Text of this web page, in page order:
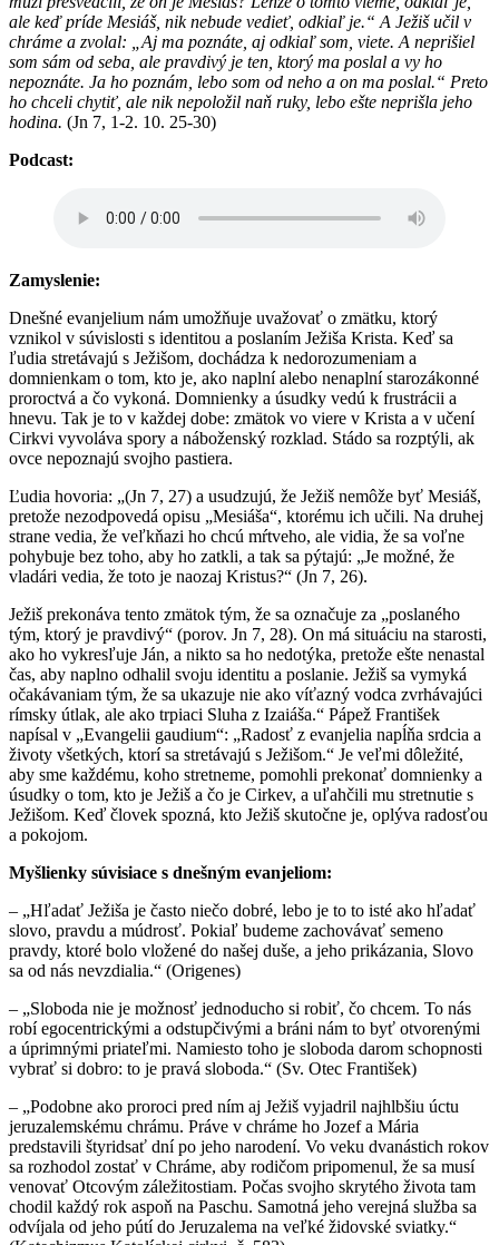
ale keď príde Mesiáš, nik nebude vedieť, odkiaľ je.“ A Ježiš učil v
chráme a zvolal: „Aj ma poznáte, aj odkiaľ som, viete. A neprišiel
som sám od seba, ale pravdivý je ten, ktorý ma poslal a vy ho
nepoznáte. Ja ho poznám, lebo som od neho a on ma poslal.“ Preto
ho chceli chytiť, ale nik nepoložil naň ruky, lebo ešte neprišla jeho
hodina. (Jn 7, 1-2. 10. 25-30)
Podcast:
Zamyslenie:
Dnešné evanjelium nám umožňuje uvažovať o zmätku, ktorý
vznikol v súvislosti s identitou a poslaním Ježiša Krista. Keď sa
ľudia stretávajú s Ježišom, dochádza k nedorozumeniam a
domnienkam o tom, kto je, ako naplní alebo nenaplní starozákonné
proroctvá a čo vykoná. Domnienky a úsudky vedú k frustrácii a
hnevu. Tak je to v každej dobe: zmätok vo viere v Krista a v učení
Cirkvi vyvoláva spory a náboženský rozklad. Stádo sa rozptýli, ak
ovce nepoznajú svojho pastiera.
Ľudia hovoria: „(Jn 7, 27) a usudzujú, že Ježiš nemôže byť Mesiáš,
pretože nezodpovedá opisu „Mesiáša“, ktorému ich učili. Na druhej
strane vedia, že veľkňazi ho chcú mŕtveho, ale vidia, že sa voľne
pohybuje bez toho, aby ho zatkli, a tak sa pýtajú: „Je možné, že
vladári vedia, že toto je naozaj Kristus?“ (Jn 7, 26).
Ježiš prekonáva tento zmätok tým, že sa označuje za „poslaného
tým, ktorý je pravdivý“ (porov. Jn 7, 28). On má situáciu na starosti,
ako ho vykresľuje Ján, a nikto sa ho nedotýka, pretože ešte nenastal
čas, aby naplno odhalil svoju identitu a poslanie. Ježiš sa vymyká
očakávaniam tým, že sa ukazuje nie ako víťazný vodca zvrhávajúci
rímsky útlak, ale ako trpiaci Sluha z Izaiáša.“ Pápež František
napísal v „Evangelii gaudium“: „Radosť z evanjelia napĺňa srdcia a
životy všetkých, ktorí sa stretávajú s Ježišom.“ Je veľmi dôležité,
aby sme každému, koho stretneme, pomohli prekonať domnienky a
úsudky o tom, kto je Ježiš a čo je Cirkev, a uľahčili mu stretnutie s
Ježišom. Keď človek spozná, kto Ježiš skutočne je, oplýva radosťou
a pokojom.
Myšlienky súvisiace s dnešným evanjeliom:
– „Hľadať Ježiša je často niečo dobré, lebo je to to isté ako hľadať
slovo, pravdu a múdrosť. Pokiaľ budeme zachovávať semeno
pravdy, ktoré bolo vložené do našej duše, a jeho prikázania, Slovo
sa od nás nevzdialia.“ (Origenes)
– „Sloboda nie je možnosť jednoducho si robiť, čo chcem. To nás
robí egocentrickými a odstupčivými a bráni nám to byť otvorenými
a úprimnými priateľmi. Namiesto toho je sloboda darom schopnosti
vybrať si dobro: to je pravá sloboda.“ (Sv. Otec František)
– „Podobne ako proroci pred ním aj Ježiš vyjadril najhlbšiu úctu
jeruzalemskému chrámu. Práve v chráme ho Jozef a Mária
predstavili štyridsať dní po jeho narodení. Vo veku dvanástich rokov
sa rozhodol zostať v Chráme, aby rodičom pripomenul, že sa musí
venovať Otcovým záležitostiam. Počas svojho skrytého života tam
chodil každý rok aspoň na Paschu. Samotná jeho verejná služba sa
odvíjala od jeho pútí do Jeruzalema na veľké židovské sviatky.“